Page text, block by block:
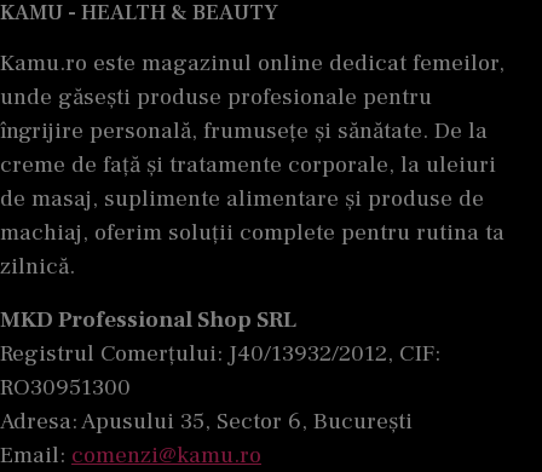
KAMU - HEALTH & BEAUTY
Kamu.ro este magazinul online dedicat femeilor,
unde găsești produse profesionale pentru
îngrijire personală, frumusețe și sănătate. De la
creme de față și tratamente corporale, la uleiuri
de masaj, suplimente alimentare și produse de
machiaj, oferim soluții complete pentru rutina ta
zilnică.
MKD Professional Shop SRL
Registrul Comerțului: J40/13932/2012, CIF:
RO30951300
Adresa: Apusului 35, Sector 6, București
Email: comenzi@kamu.ro